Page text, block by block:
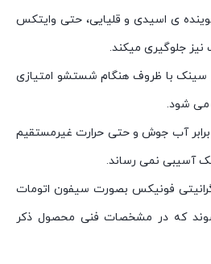
شوینده ی اسیدی و قلیایی، حتی وایتکس
جلوگیری میکند.
سینک با ظروف هنگام شستشو امتیازی
می شود.
برابر آب جوش و حتی حرارت غیرمستقیم
آسیبی نمی رساند.
فونیکس بصورت سیفون اتومات
که در مشخصات فنی محصول ذکر